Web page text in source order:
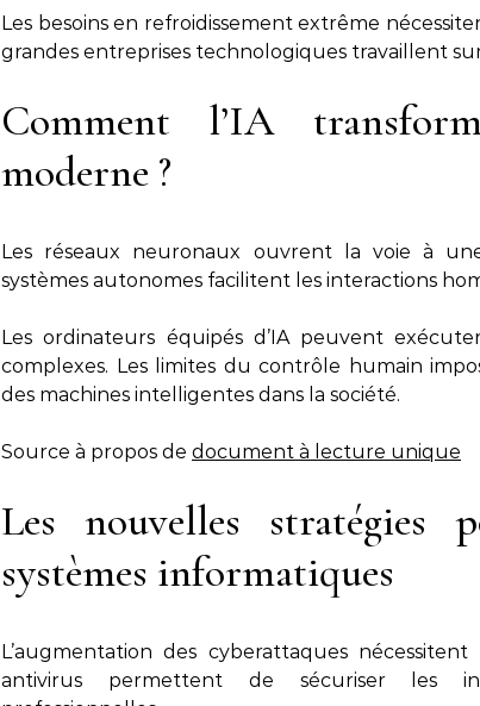
Les besoins en refroidissement extrême
grandes entreprises technologiques travaillent
Comment l’IA
moderne ?
Les réseaux neuronaux ouvrent la voie à
systèmes autonomes facilitent les interactions
Les ordinateurs équipés d’IA peuvent
complexes. Les limites du contrôle humain
des machines intelligentes dans la société.
Source à propos de document à lecture unique
Les nouvelles stratégies
systèmes informatiques
L’augmentation des cyberattaques
antivirus permettent de sécuriser les